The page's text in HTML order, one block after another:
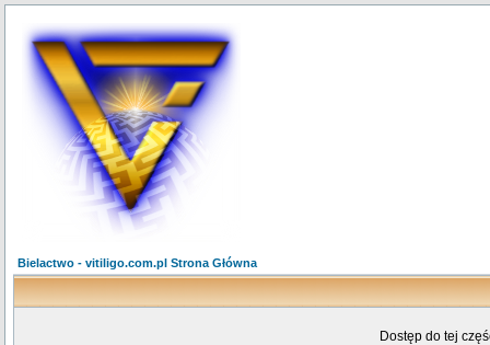
Bielactwo - vitiligo.com.pl Strona Główna
Dostęp do tej